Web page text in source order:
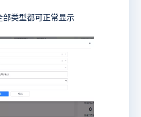
部类型都可正常显示